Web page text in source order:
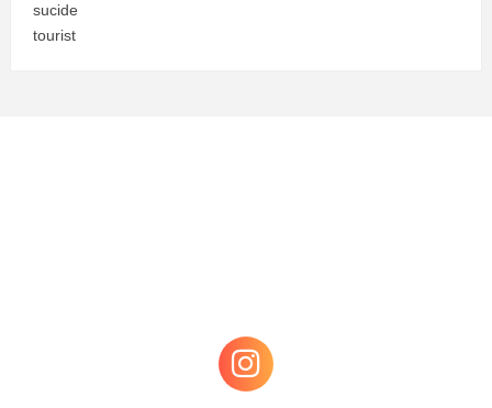
sucide
tourist